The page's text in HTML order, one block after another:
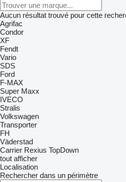
Aucun résultat trouvé pour cette
Agrifac
Condor
XF
Fendt
Vario
SDS
Ford
F-MAX
Super Maxx
IVECO
Stralis
Volkswagen
Transporter
FH
Väderstad
Carrier Rexius TopDown
tout afficher
Localisation
Rechercher dans un périmètre